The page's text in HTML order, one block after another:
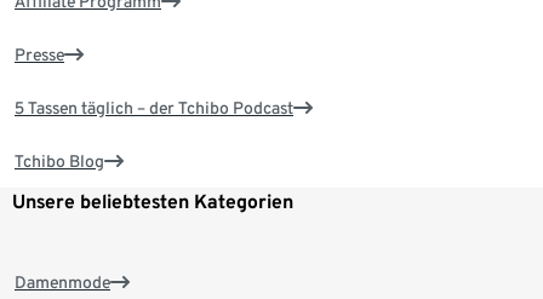
Presse
5 Tassen täglich – der Tchibo Podcast
Tchibo Blog
Unsere beliebtesten Kategorien
Damenmode